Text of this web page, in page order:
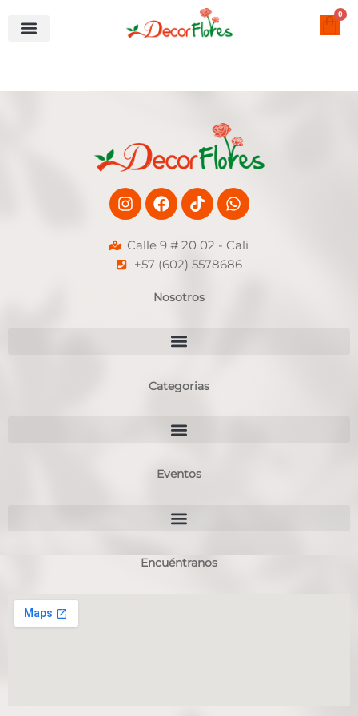
0
Cart
InstagramFacebook
TiktokWhatsapp
Calle 9 # 20 02 - Cali
+57 (602) 5578686
Nosotros
Categorias
Eventos
Encuéntranos